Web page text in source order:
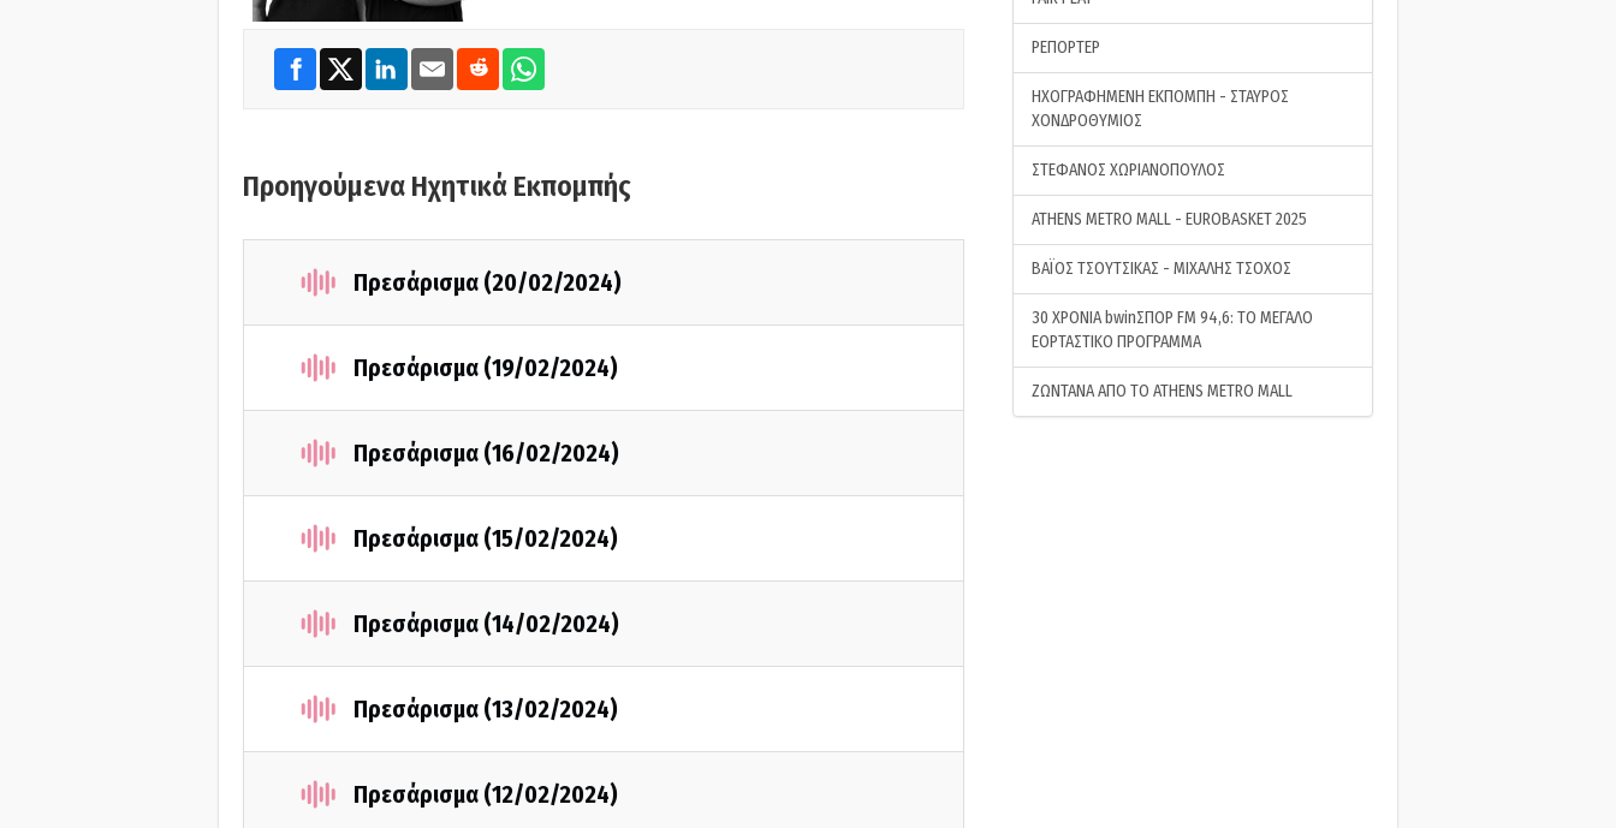
Προηγούμενα Ηχητικά Εκπομπής
Πρεσάρισμα (20/02/2024)
Πρεσάρισμα (19/02/2024)
Πρεσάρισμα (16/02/2024)
Πρεσάρισμα (15/02/2024)
Πρεσάρισμα (14/02/2024)
Πρεσάρισμα (13/02/2024)
Πρεσάρισμα (12/02/2024)
ΡΕΠΟΡΤΕΡ
ΗΧΟΓΡΑΦΗΜΕΝΗ ΕΚΠΟΜΠΗ - ΣΤΑΥΡΟΣ
ΧΟΝΔΡΟΘΥΜΙΟΣ
ΣΤΕΦΑΝΟΣ ΧΩΡΙΑΝΟΠΟΥΛΟΣ
ATHENS METRO MALL - EUROBASKET 2025
ΒΑΪΟΣ ΤΣΟΥΤΣΙΚΑΣ - ΜΙΧΑΛΗΣ ΤΣΟΧΟΣ
30 ΧΡΟΝΙΑ bwinΣΠΟΡ FM 94,6: ΤΟ ΜΕΓΑΛΟ
ΕΟΡΤΑΣΤΙΚΟ ΠΡΟΓΡΑΜΜΑ
ΖΩΝΤΑΝΑ ΑΠΟ ΤΟ ATHENS METRO MALL